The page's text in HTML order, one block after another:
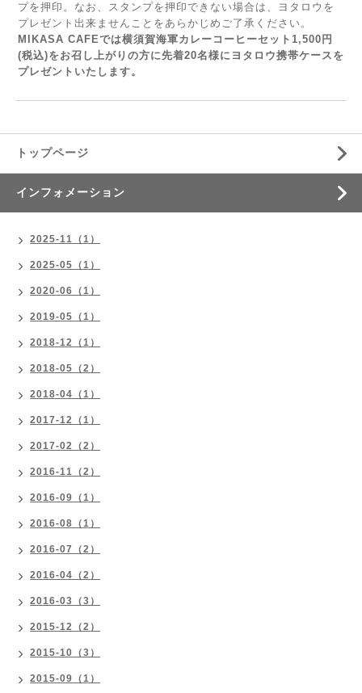
プを押印。なお、スタンプを押印できない場合は、ヨタロウを
プレゼント出来ませんことをあらかじめご了承ください。
MIKASA CAFEでは横須賀海軍カレーコーヒーセット1,500円
(税込)をお召し上がりの方に先着20名様にヨタロウ携帯ケースを
プレゼントいたします。
トップページ
インフォメーション
2025-11（1）
2025-05（1）
2020-06（1）
2019-05（1）
2018-12（1）
2018-05（2）
2018-04（1）
2017-12（1）
2017-02（2）
2016-11（2）
2016-09（1）
2016-08（1）
2016-07（2）
2016-04（2）
2016-03（3）
2015-12（2）
2015-10（3）
2015-09（1）